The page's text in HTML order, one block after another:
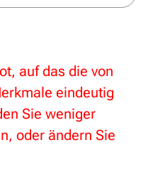
auf das die von
eindeutig
Sie weniger
oder ändern Sie